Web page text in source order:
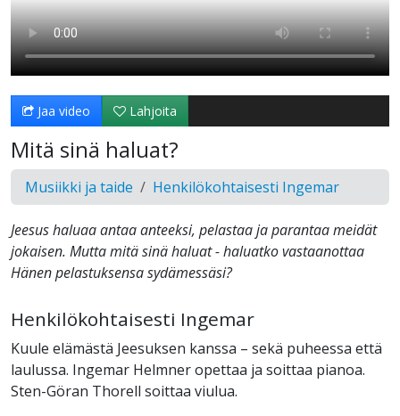
Jaa video Lahjoita
Mitä sinä haluat?
Musiikki ja taide Henkilökohtaisesti Ingemar
Jeesus haluaa antaa anteeksi, pelastaa ja parantaa meidät
jokaisen. Mutta mitä sinä haluat - haluatko vastaanottaa
Hänen pelastuksensa sydämessäsi?
Henkilökohtaisesti Ingemar
Kuule elämästä Jeesuksen kanssa – sekä puheessa että
laulussa. Ingemar Helmner opettaa ja soittaa pianoa.
Sten-Göran Thorell soittaa viulua.